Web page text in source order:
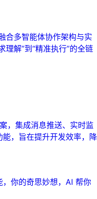
合多智能体协作架构与实
理解”到“精准执行”的全链
，集成消息推送、实时监
，旨在提升开发效率，降
你的奇思妙想，AI 帮你